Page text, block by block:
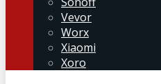
Vevor
Worx
Xiaomi
Xoro